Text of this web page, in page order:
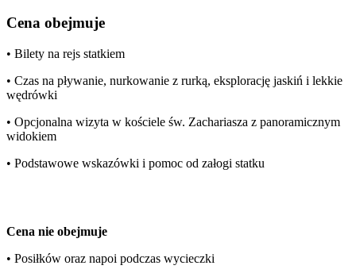
Cena obejmuje
• Bilety na rejs statkiem
• Czas na pływanie, nurkowanie z rurką, eksplorację jaskiń i lekkie
wędrówki
• Opcjonalna wizyta w kościele św. Zachariasza z panoramicznym
widokiem
• Podstawowe wskazówki i pomoc od załogi statku
Cena nie obejmuje
• Posiłków oraz napoi podczas wycieczki